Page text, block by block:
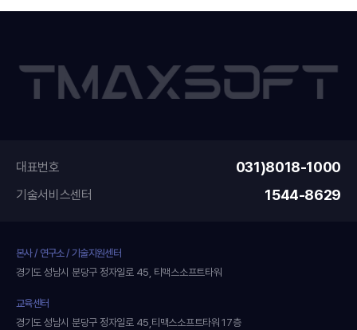
대표번호 031)8018-1000
기술서비스센터 1544-8629
본사 / 연구소 / 기술지원센터
경기도 성남시 분당구 정자일로 45, 티맥스소프트타워
교육센터
경기도 성남시 분당구 정자일로 45,티맥스소프트타워 17층